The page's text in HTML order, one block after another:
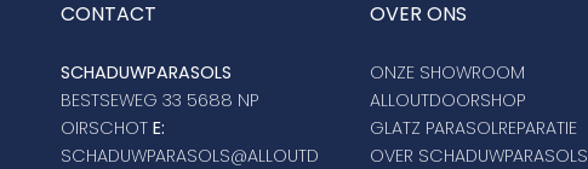
CONTACT
SCHADUWPARASOLS
BESTSEWEG 33 5688 NP
OIRSCHOT E:
SCHADUWPARASOLS@ALLOUTD
OVER ONS
ONZE SHOWROOM
ALLOUTDOORSHOP
GLATZ PARASOLREPARATIE
OVER SCHADUWPARASOLS